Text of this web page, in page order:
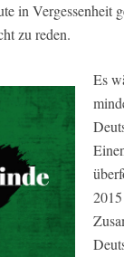
in Vergessenheit
zu reden.
Es